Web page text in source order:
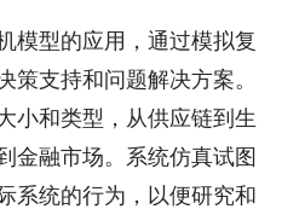
模型的应用，通过模拟复
策支持和问题解决方案。
小和类型，从供应链到生
金融市场。系统仿真试图
系统的行为，以便研究和